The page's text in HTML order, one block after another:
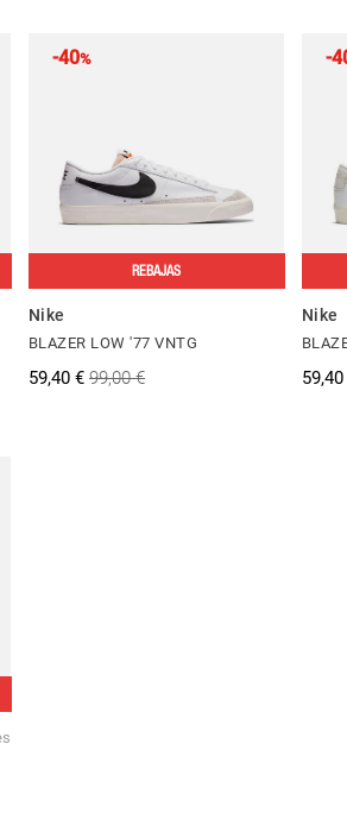
-40%
REBAJAS
Nike
BLAZER LOW '77 VNTG
59,40 € 99,00 €
-
Nike